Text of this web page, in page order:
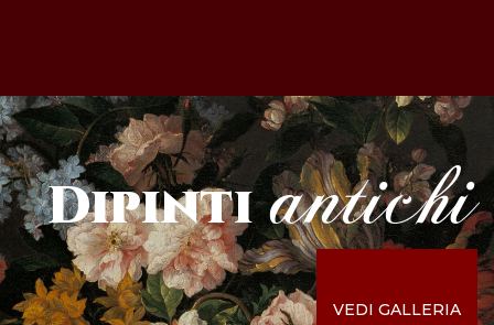
Dipinti antichi
VEDI GALLERIA